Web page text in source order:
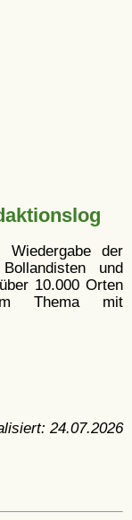
der
und
10.000 Orten
Thema mit
24.07.2026